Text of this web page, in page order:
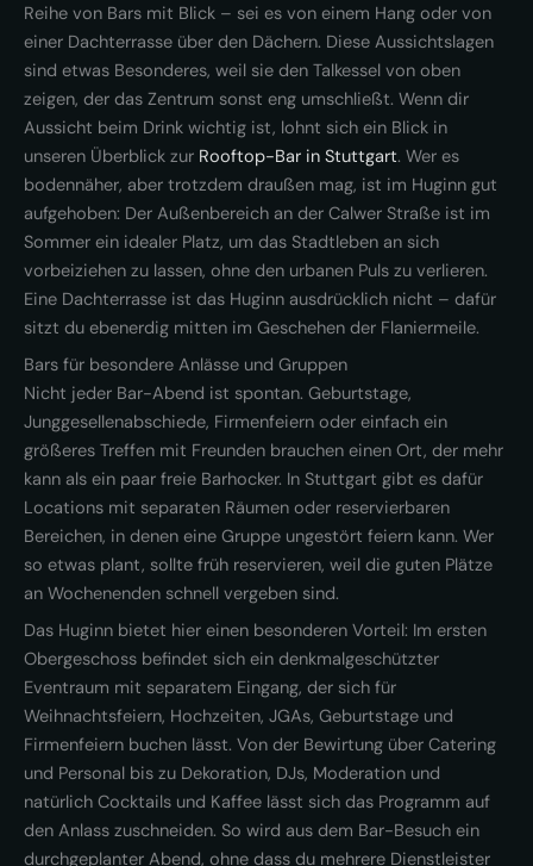
Reihe von Bars mit Blick – sei es von einem Hang oder von
einer Dachterrasse über den Dächern. Diese Aussichtslagen
sind etwas Besonderes, weil sie den Talkessel von oben
zeigen, der das Zentrum sonst eng umschließt. Wenn dir
Aussicht beim Drink wichtig ist, lohnt sich ein Blick in
unseren Überblick zur Rooftop-Bar in Stuttgart. Wer es
bodennäher, aber trotzdem draußen mag, ist im Huginn gut
aufgehoben: Der Außenbereich an der Calwer Straße ist im
Sommer ein idealer Platz, um das Stadtleben an sich
vorbeiziehen zu lassen, ohne den urbanen Puls zu verlieren.
Eine Dachterrasse ist das Huginn ausdrücklich nicht – dafür
sitzt du ebenerdig mitten im Geschehen der Flaniermeile.
Bars für besondere Anlässe und Gruppen
Nicht jeder Bar-Abend ist spontan. Geburtstage,
Junggesellenabschiede, Firmenfeiern oder einfach ein
größeres Treffen mit Freunden brauchen einen Ort, der mehr
kann als ein paar freie Barhocker. In Stuttgart gibt es dafür
Locations mit separaten Räumen oder reservierbaren
Bereichen, in denen eine Gruppe ungestört feiern kann. Wer
so etwas plant, sollte früh reservieren, weil die guten Plätze
an Wochenenden schnell vergeben sind.
Das Huginn bietet hier einen besonderen Vorteil: Im ersten
Obergeschoss befindet sich ein denkmalgeschützter
Eventraum mit separatem Eingang, der sich für
Weihnachtsfeiern, Hochzeiten, JGAs, Geburtstage und
Firmenfeiern buchen lässt. Von der Bewirtung über Catering
und Personal bis zu Dekoration, DJs, Moderation und
natürlich Cocktails und Kaffee lässt sich das Programm auf
den Anlass zuschneiden. So wird aus dem Bar-Besuch ein
durchgeplanter Abend, ohne dass du mehrere Dienstleister